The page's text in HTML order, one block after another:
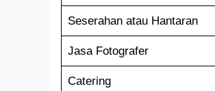
Seserahan atau Hantaran
Jasa Fotografer
Catering